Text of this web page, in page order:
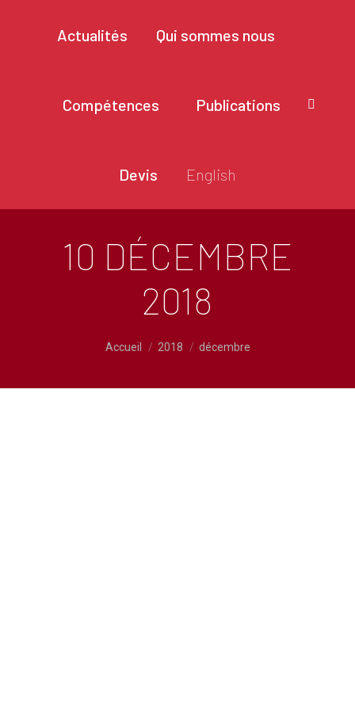
Actualités Qui sommes nous
Compétences Publications
Devis English
10 DÉCEMBRE
2018
Accueil 2018 décembre